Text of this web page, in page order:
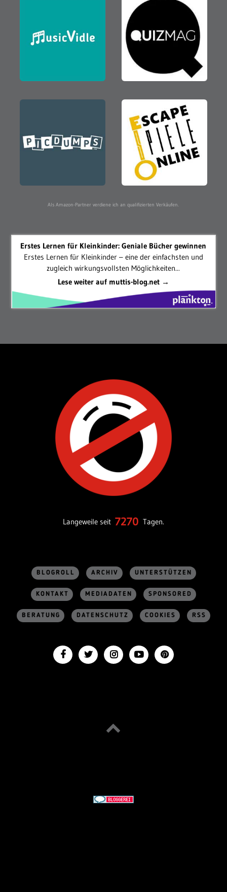
Als Amazon-Partner verdiene ich an qualifizierten Verkäufen.
Erstes Lernen für Kleinkinder: Geniale Bücher gewinnen
Erstes Lernen für Kleinkinder – eine der einfachsten und
zugleich wirkungsvollsten Möglichkeiten...
Lese weiter auf muttis-blog.net →
Langeweile seit 7270 Tagen.
BLOGROLL ARCHIV UNTERSTÜTZEN
KONTAKT MEDIADATEN SPONSORED
BERATUNG DATENSCHUTZ COOKIES RSS